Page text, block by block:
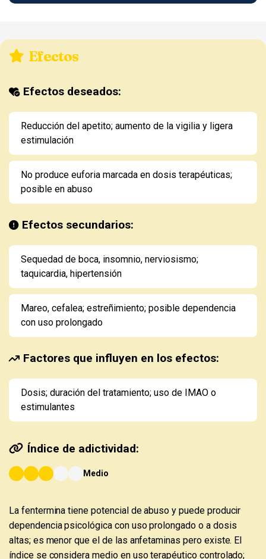
Efectos
Efectos deseados:
Reducción del apetito; aumento de la vigilia y ligera
estimulación
No produce euforia marcada en dosis terapéuticas;
posible en abuso
Efectos secundarios:
Sequedad de boca, insomnio, nerviosismo;
taquicardia, hipertensión
Mareo, cefalea; estreñimiento; posible dependencia
con uso prolongado
Factores que influyen en los efectos:
Dosis; duración del tratamiento; uso de IMAO o
estimulantes
Índice de adictividad:
Medio
La fentermina tiene potencial de abuso y puede producir
dependencia psicológica con uso prolongado o a dosis
altas; es menor que el de las anfetaminas pero existe. El
índice se considera medio en uso terapéutico controlado;